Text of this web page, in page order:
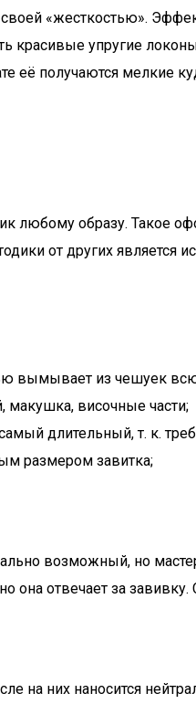
«жесткостью».
красивые упругие
её получаются мелкие
образу. Такое
от других является
вымывает из чешуек
макушка, височные части;
длительный, т. к.
размером завитка;
возможный, но
отвечает за
на них наносится